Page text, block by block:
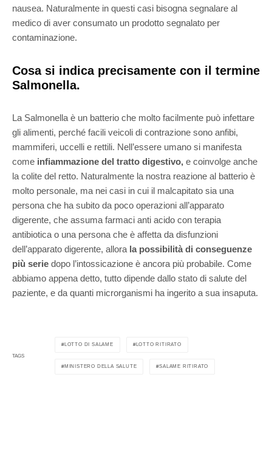
nausea. Naturalmente in questi casi bisogna segnalare al
medico di aver consumato un prodotto segnalato per
contaminazione.
Cosa si indica precisamente con il termine
Salmonella.
La Salmonella è un batterio che molto facilmente può infettare
gli alimenti, perché facili veicoli di contrazione sono anfibi,
mammiferi, uccelli e rettili. Nell’essere umano si manifesta
come infiammazione del tratto digestivo, e coinvolge anche
la colite del retto. Naturalmente la nostra reazione al batterio è
molto personale, ma nei casi in cui il malcapitato sia una
persona che ha subito da poco operazioni all’apparato
digerente, che assuma farmaci anti acido con terapia
antibiotica o una persona che è affetta da disfunzioni
dell’apparato digerente, allora la possibilità di conseguenze
più serie dopo l’intossicazione è ancora più probabile. Come
abbiamo appena detto, tutto dipende dallo stato di salute del
paziente, e da quanti microrganismi ha ingerito a sua insaputa.
TAGS
LOTTO DI SALAME LOTTO RITIRATO
MINISTERO DELLA SALUTE SALAME RITIRATO